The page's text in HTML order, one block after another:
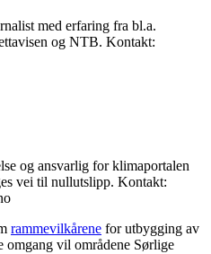
med erfaring fra bl.a.
og NTB. Kontakt:
og ansvarlig for klimaportalen
vei til nullutslipp. Kontakt:
rammevilkårene for utbygging av
vil områdene Sørlige